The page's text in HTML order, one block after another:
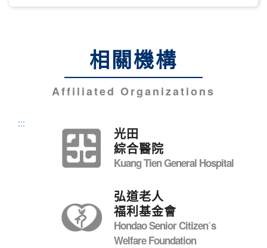
相關機構
Affiliated Organizations
:::
光田
綜合醫院
Kuang Tien General Hospital
弘道老人
福利基金會
Hondao Senior Citizenˊs
Welfare Foundation